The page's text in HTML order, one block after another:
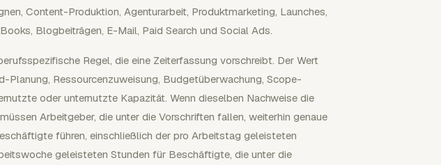
Content-Produktion, Agenturarbeit, Produktmarketing, Launches,
Blogbeiträgen, E-Mail, Paid Search und Social Ads.
Regel, die eine Zeiterfassung vorschreibt. Der Wert
Planung, Ressourcenzuweisung, Budgetüberwachung, Scope-
oder unternutzte Kapazität. Wenn dieselben Nachweise die
Arbeitgeber, die unter die Vorschriften fallen, weiterhin genaue
führen, einschließlich der pro Arbeitstag geleisteten
geleisteten Stunden für Beschäftigte, die unter die